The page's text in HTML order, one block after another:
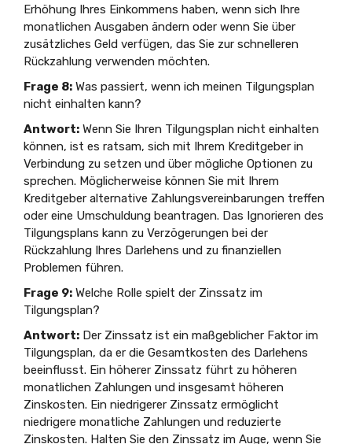
Erhöhung Ihres Einkommens haben, wenn sich Ihre
monatlichen Ausgaben ändern oder wenn Sie über
zusätzliches Geld verfügen, das Sie zur schnelleren
Rückzahlung verwenden möchten.
Frage 8: Was passiert, wenn ich meinen Tilgungsplan
nicht einhalten kann?
Antwort: Wenn Sie Ihren Tilgungsplan nicht einhalten
können, ist es ratsam, sich mit Ihrem Kreditgeber in
Verbindung zu setzen und über mögliche Optionen zu
sprechen. Möglicherweise können Sie mit Ihrem
Kreditgeber alternative Zahlungsvereinbarungen treffen
oder eine Umschuldung beantragen. Das Ignorieren des
Tilgungsplans kann zu Verzögerungen bei der
Rückzahlung Ihres Darlehens und zu finanziellen
Problemen führen.
Frage 9: Welche Rolle spielt der Zinssatz im
Tilgungsplan?
Antwort: Der Zinssatz ist ein maßgeblicher Faktor im
Tilgungsplan, da er die Gesamtkosten des Darlehens
beeinflusst. Ein höherer Zinssatz führt zu höheren
monatlichen Zahlungen und insgesamt höheren
Zinskosten. Ein niedrigerer Zinssatz ermöglicht
niedrigere monatliche Zahlungen und reduzierte
Zinskosten. Halten Sie den Zinssatz im Auge, wenn Sie